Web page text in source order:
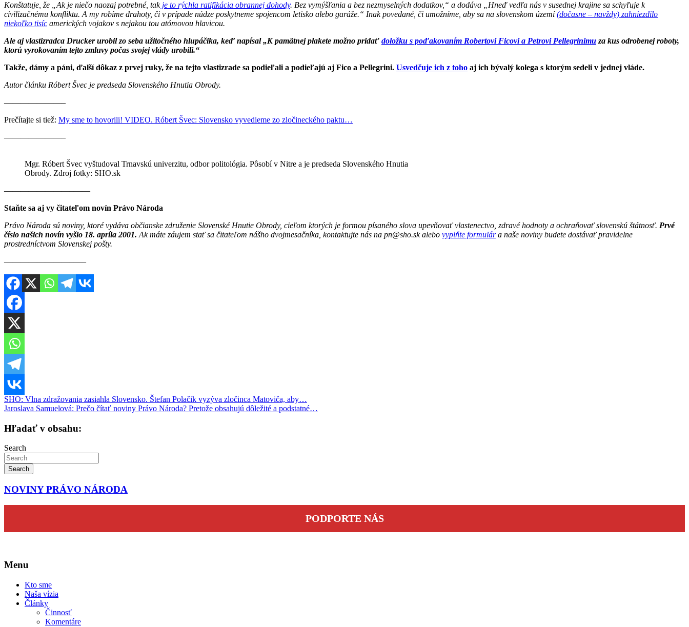
Konštatuje, že „Ak je niečo naozaj potrebné, takje to rýchla ratifikácia obrannej dohody. Bez vymýšľania a bez nezmyselných dodatkov,“ a dodáva „Hneď vedľa nás v susednej krajine sa schyľuje k
civilizačnému konfliktu. A my robíme drahoty, či v prípade núdze poskytneme spojencom letisko alebo garáže.“ Inak povedané, či umožníme, aby sa na slovenskom území(dočasne – navždy) zahniezdilo
niekoľko tisíc amerických vojakov s nejakou tou atómovou hlavicou.
Ale aj vlastizradca Drucker urobil zo seba užitočného hlupáčika, keď napísal „K pamätnej plakete možno pridať doložku s poďakovaním Robertovi Ficovi a Petrovi Pellegrinimu za kus odrobenej roboty,
ktorú vyrokovaním tejto zmluvy počas svojej vlády urobili.“
Takže, dámy a páni, ďalší dôkaz z prvej ruky, že na tejto vlastizrade sa podieľali a podieľajú aj Fico a Pellegrini. Usvedčuje ich z toho aj ich bývalý kolega s ktorým sedeli v jednej vláde.
Autor článku Róbert Švec je predseda Slovenského Hnutia Obrody.
———————–
Prečítajte si tiež: My sme to hovorili! VIDEO. Róbert Švec: Slovensko vyvedieme zo zločineckého paktu…
———————–
Mgr. Róbert Švec vyštudoval Trnavskú univerzitu, odbor politológia. Pôsobí v Nitre a je predseda Slovenského Hnutia
Obrody. Zdroj fotky: SHO.sk
————————–——
Staňte sa aj vy čitateľom novín Právo Národa
Právo Národa sú noviny, ktoré vydáva občianske združenie Slovenské Hnutie Obrody, cieľom ktorých je formou písaného slova upevňovať vlastenectvo, zdravé hodnoty a ochraňovať slovenskú štátnosť. Prvé
číslo našich novín vyšlo 18. apríla 2001. Ak máte záujem stať sa čitateľom nášho dvojmesačníka, kontaktujte nás na pn@sho.sk alebo vyplňte formulára naše noviny budete dostávať pravidelne
prostredníctvom Slovenskej pošty.
————————–—–
Navigácia
v
článku
SHO: Vlna zdražovania zasiahla Slovensko. Štefan Polačik vyzýva zločinca Matoviča, aby…
Jaroslava Samuelová: Prečo čítať noviny Právo Národa? Pretože obsahujú dôležité a podstatné…
Hľadať v obsahu:
Search
Search
NOVINY PRÁVO NÁRODA
PODPORTE NÁS
Menu
Kto sme
Naša vízia
Články
Činnosť
Komentáre